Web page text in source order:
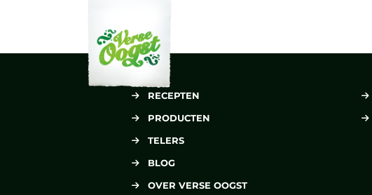
RECEPTEN
PRODUCTEN
TELERS
BLOG
OVER VERSE OOGST